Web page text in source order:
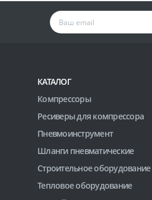
КАТАЛОГ
Компрессоры
Ресиверы для компрессора
Пневмоинструмент
Шланги пневматические
Строительное оборудование
Тепловое оборудование